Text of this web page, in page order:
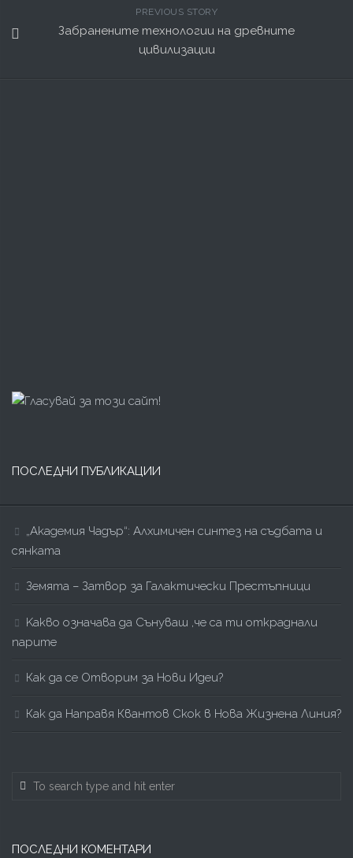
PREVIOUS STORY
Забранените технологии на древните
цивилизации
ПОСЛЕДНИ ПУБЛИКАЦИИ
„Академия Чадър“: Алхимичен синтез на съдбата и
сянката
Земята – Затвор за Галактически Престъпници
Kакво означава да Сънуваш ,че са ти откраднали
парите
Как да се Отворим за Нови Идеи?
Как да Направя Квантов Скок в Нова Жизнена Линия?
ПОСЛЕДНИ КОМЕНТАРИ